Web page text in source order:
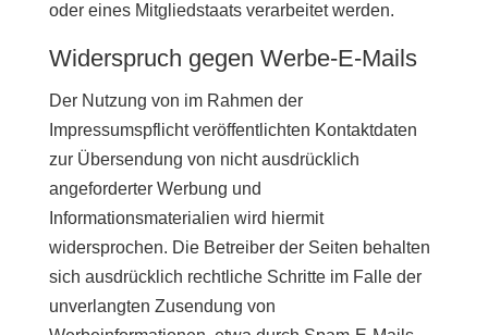
oder eines Mitgliedstaats verarbeitet werden.
Widerspruch gegen Werbe-E-Mails
Der Nutzung von im Rahmen der
Impressumspflicht veröffentlichten Kontaktdaten
zur Übersendung von nicht ausdrücklich
angeforderter Werbung und
Informationsmaterialien wird hiermit
widersprochen. Die Betreiber der Seiten behalten
sich ausdrücklich rechtliche Schritte im Falle der
unverlangten Zusendung von